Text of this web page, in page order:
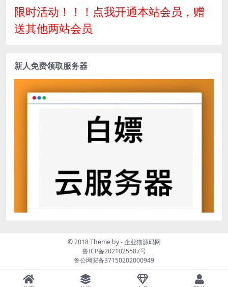
限时活动！！！点我开通本站会员，赠
送其他两站会员
新人免费领取服务器
© 2018 Theme by -企业猫源码网
鲁ICP备2021025587号
鲁公网安备37150202000949